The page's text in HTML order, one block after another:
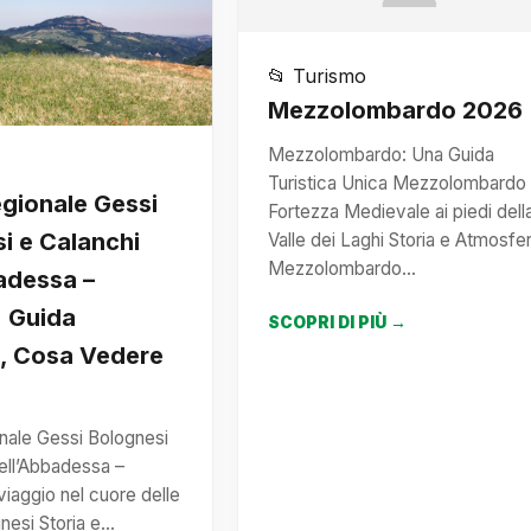
Gessi
e Calanchi
–
Guida
Cosa Vedere
Gessi Bolognesi
–
nel cuore delle
Storia e…
📂 Turismo
Mezzolombardo 2026
Mezzolombardo: Una Guida
Turistica Unica Mezzolombardo
Fortezza Medievale ai piedi
Valle dei Laghi Storia e
Mezzolombardo…
SCOPRI DI PIÙ →